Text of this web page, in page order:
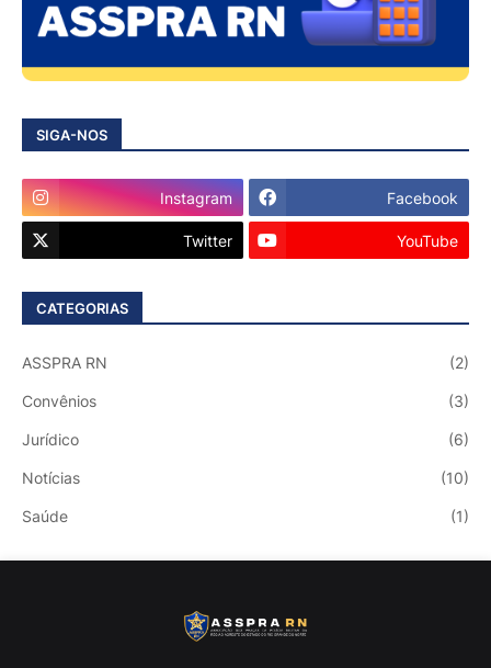
SIGA-NOS
Instagram Facebook
Twitter YouTube
CATEGORIAS
ASSPRA RN (2)
Convênios (3)
Jurídico (6)
Notícias (10)
Saúde (1)